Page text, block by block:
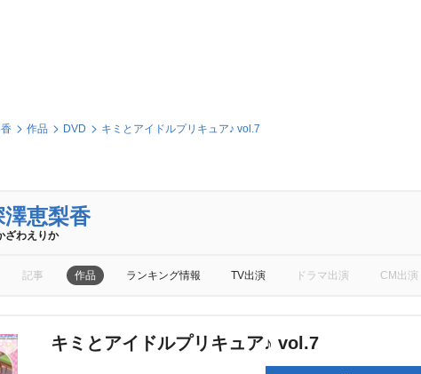
作品 DVD キミとアイドルプリキュア♪ vol.7
澤恵梨香
ざわえりか
記事 作品 ランキング情報 TV出演 ドラマ出演 CM出演
キミとアイドルプリキュア♪ vol.7